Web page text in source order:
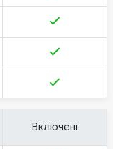
Включені